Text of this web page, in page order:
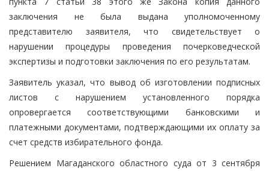
заключения не была выдана уполномоченному
представителю заявителя, что свидетельствует о
нарушении процедуры проведения почерковедческой
экспертизы и подготовки заключения по его результатам.
Заявитель указал, что вывод об изготовлении подписных
листов с нарушением установленного порядка
опровергается соответствующими банковскими и
платежными документами, подтверждающими их оплату за
счет средств избирательного фонда.
Решением Магаданского областного суда от 3 сентября